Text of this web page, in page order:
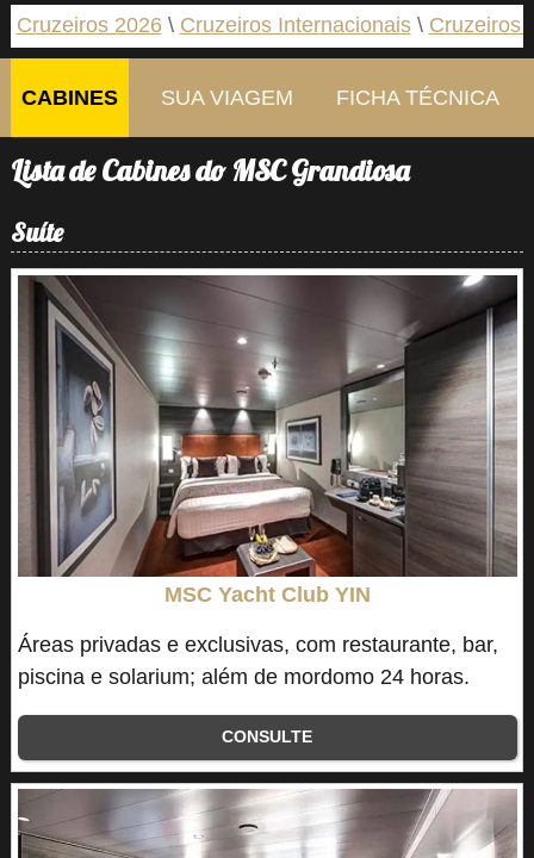
Cruzeiros 2026 Cruzeiros Internacionais Cruzeiros
CABINES SUA VIAGEM FICHA TÉCNICA
Lista de Cabines do MSC Grandiosa
Suíte
MSC Yacht Club YIN
Áreas privadas e exclusivas, com restaurante, bar,
piscina e solarium; além de mordomo 24 horas.
CONSULTE